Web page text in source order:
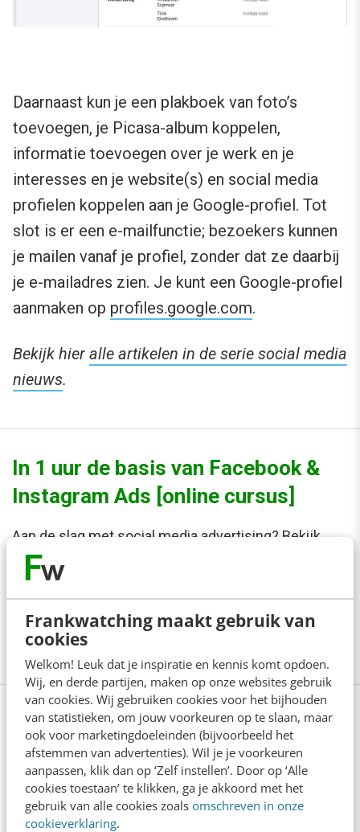
Frankwatching maakt gebruik van
cookies
Welkom! Leuk dat je inspiratie en kennis komt opdoen.
Wij, en derde partijen, maken op onze websites gebruik
van cookies. Wij gebruiken cookies voor het bijhouden
van statistieken, om jouw voorkeuren op te slaan, maar
ook voor marketingdoeleinden (bijvoorbeeld het
afstemmen van advertenties). Wil je je voorkeuren
aanpassen, klik dan op ‘Zelf instellen’. Door op ‘Alle
cookies toestaan’ te klikken, ga je akkoord met het
gebruik van alle cookies zoals omschreven in onze
cookieverklaring.
Daarnaast kun je een plakboek van foto’s
toevoegen, je Picasa-album koppelen,
informatie toevoegen over je werk en je
interesses en je website(s) en social media
profielen koppelen aan je Google-profiel. Tot
slot is er een e-mailfunctie; bezoekers kunnen
je mailen vanaf je profiel, zonder dat ze daarbij
je e-mailadres zien. Je kunt een Google-profiel
aanmaken op profiles.google.com.
Bekijk hier alle artikelen in de serie social media
nieuws.
In 1 uur de basis van Facebook &
Instagram Ads [online cursus]
Aan de slag met social media advertising? Bekijk
onze online cursus Facebook & Instagram
hoe je doelgroep bereiken op basis van o.a. locatie,
leeftijd en interesses.
Anderen lezen ook
Reflecteer met AI: 5 vragen die je een betere
marketeer maken